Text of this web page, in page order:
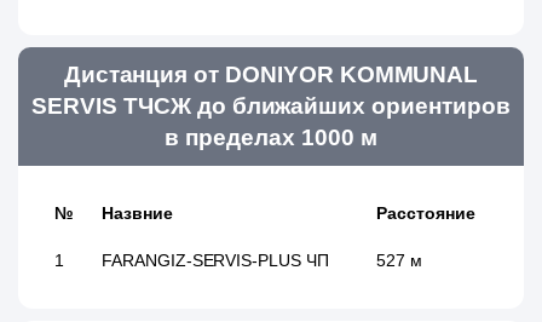
Дистанция от DONIYOR KOMMUNAL
SERVIS ТЧСЖ до ближайших ориентиров
в пределах 1000 м
№ Назвние Расстояние
1 FARANGIZ-SERVIS-PLUS ЧП 527 м